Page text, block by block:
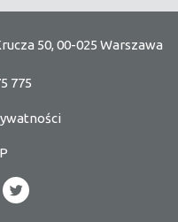
50, 00-025 Warszawa
775